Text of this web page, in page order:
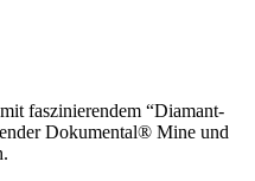
faszinierendem “Diamant-
Dokumental® Mine und